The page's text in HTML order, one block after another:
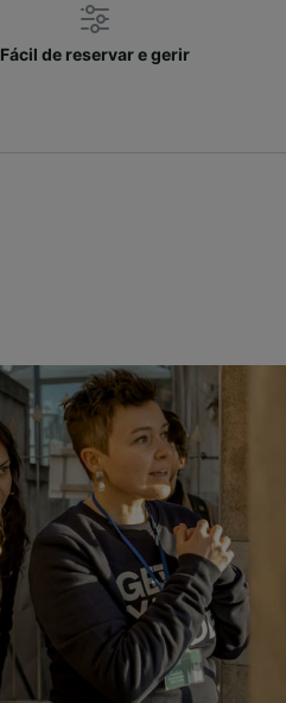
Fácil de reservar e gerir